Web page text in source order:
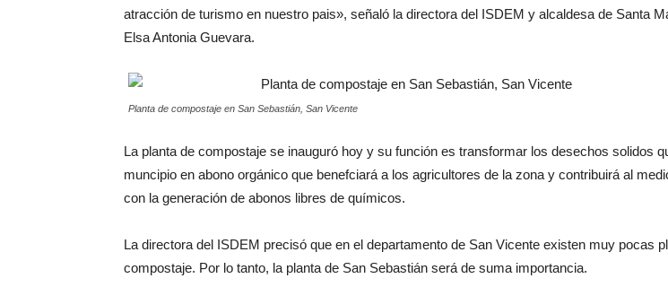
atracción de turismo en nuestro pais», señaló la directora del ISDEM y alcaldesa de Santa
Elsa Antonia Guevara.
Planta de compostaje en San Sebastián, San Vicente
La planta de compostaje se inauguró hoy y su función es transformar los desechos solidos
muncipio en abono orgánico que benefciará a los agricultores de la zona y contribuirá al
con la generación de abonos libres de químicos.
La directora del ISDEM precisó que en el departamento de San Vicente existen muy pocas
compostaje. Por lo tanto, la planta de San Sebastián será de suma importancia.